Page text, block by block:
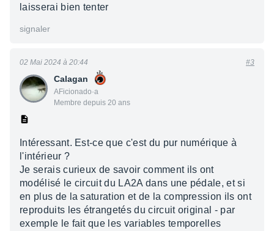
laisserai bien tenter
signaler
Calagan
AFicionado·a
Membre depuis 20 ans
02 Mai 2024 à 20:44 #3
Intéressant. Est-ce que c'est du pur numérique à
l'intérieur ?
Je serais curieux de savoir comment ils ont
modélisé le circuit du LA2A dans une pédale, et si
en plus de la saturation et de la compression ils ont
reproduits les étrangetés du circuit original - par
exemple le fait que les variables temporelles